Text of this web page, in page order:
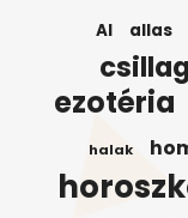
AI allas
ezotéria
halak